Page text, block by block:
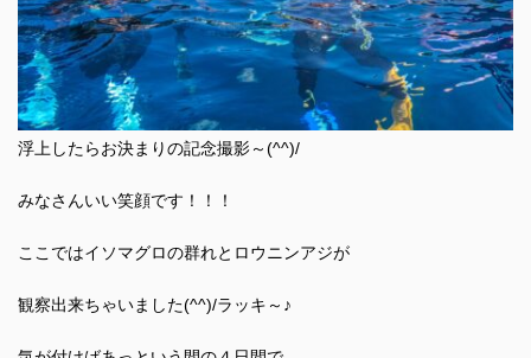
浮上したらお決まりの記念撮影～(^^)/
みなさんいい笑顔です！！！
ここではイソマグロの群れとロウニンアジが
観察出来ちゃいました(^^)/ラッキ～♪